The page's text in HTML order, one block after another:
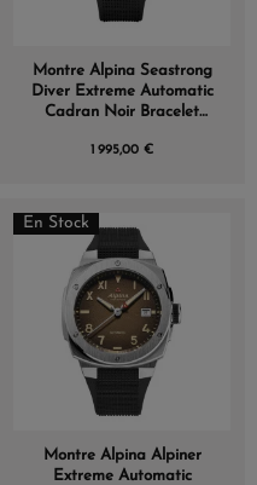
Montre Alpina Seastrong
Diver Extreme Automatic
Cadran Noir Bracelet
1 995,00 €
En Stock
Montre Alpina Alpiner
Extreme Automatic